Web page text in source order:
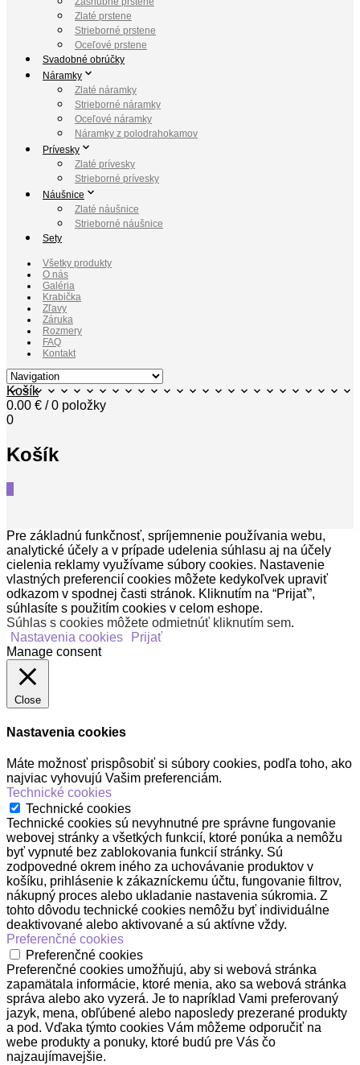
Zlaté prstene
Strieborné prstene
Oceľové prstene
Svadobné obrúčky
Náramky
Zlaté náramky
Strieborné náramky
Oceľové náramky
Náramky z polodrahokamov
Prívesky
Zlaté prívesky
Strieborné prívesky
Náušnice
Zlaté náušnice
Strieborné náušnice
Sety
Všetky produkty
O nás
Galéria
Krabička
Zľavy
Záruka
Rozmery
FAQ
Kontakt
Košík
0.00 € / 0 položky
0
Košík
Pre základnú funkčnosť, spríjemnenie používania webu,
analytické účely a v prípade udelenia súhlasu aj na účely
cielenia reklamy využívame súbory cookies. Nastavenie
vlastných preferencií cookies môžete kedykoľvek upraviť
odkazom v spodnej časti stránok. Kliknutím na “Prijať”,
súhlasíte s použitím cookies v celom eshope.
Súhlas s cookies môžete odmietnúť kliknutím sem.
Nastavenia cookies
Prijať
Manage consent
Close
Nastavenia cookies
Máte možnosť prispôsobiť si súbory cookies, podľa toho, ako
najviac vyhovujú Vašim preferenciám.
Technické cookies
Technické cookies
Technické cookies sú nevyhnutné pre správne fungovanie
webovej stránky a všetkých funkcií, ktoré ponúka a nemôžu
byť vypnuté bez zablokovania funkcií stránky. Sú
zodpovedné okrem iného za uchovávanie produktov v
košíku, prihlásenie k zákazníckemu účtu, fungovanie filtrov,
nákupný proces alebo ukladanie nastavenia súkromia. Z
tohto dôvodu technické cookies nemôžu byť individuálne
deaktivované alebo aktivované a sú aktívne vždy.
Preferenčné cookies
Preferenčné cookies
Preferenčné cookies umožňujú, aby si webová stránka
zapamätala informácie, ktoré menia, ako sa webová stránka
správa alebo ako vyzerá. Je to napríklad Vami preferovaný
jazyk, mena, obľúbené alebo naposledy prezerané produkty
a pod. Vďaka týmto cookies Vám môžeme odporučiť na
webe produkty a ponuky, ktoré budú pre Vás čo
najzaujímavejšie.